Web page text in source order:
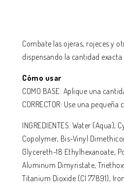
Combate las ojeras, rojeces y
dispensando la cantidad
Cómo usar
COMO BASE: Aplique una
CORRECTOR: Use una
INGREDIENTES: Water
Copolymer, Bis-Vinyl
Glycereth-18 Ethylhexanoate,
Aluminum Dimyristate,
Titanium Dioxide (CI 77891),